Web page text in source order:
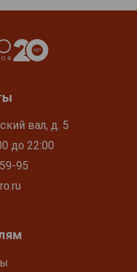
вал, д. 5
до 22:00
95